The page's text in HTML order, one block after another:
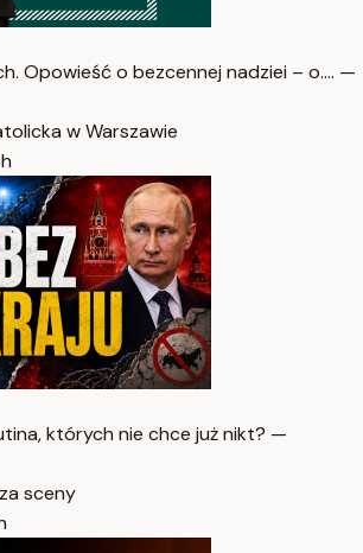
Opowieść o bezcennej nadziei – o.… —
w Warszawie
których nie chce już nikt? —
sceny